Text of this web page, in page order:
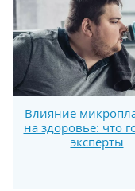
Влияние
на здоровье: что
эксперты